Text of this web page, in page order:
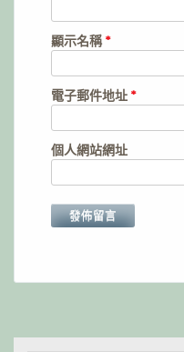
顯示名稱*
電子郵件地址 *
個人網站網址